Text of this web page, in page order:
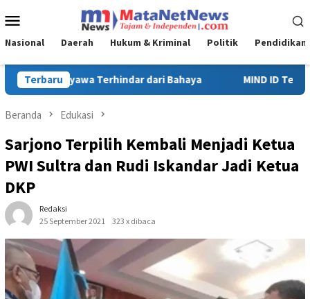
ke
Mobile
Nasional Daerah Hukum & Kriminal Politik Pendidikan
TerbaruMIND ID Tegaskan Dukungan Penuh Bagi PT Vale di
Beranda Edukasi
Sarjono Terpilih Kembali Menjadi Ketua
PWI Sultra dan Rudi Iskandar Jadi Ketua
DKP
Redaksi
25 September 2021
323 x dibaca